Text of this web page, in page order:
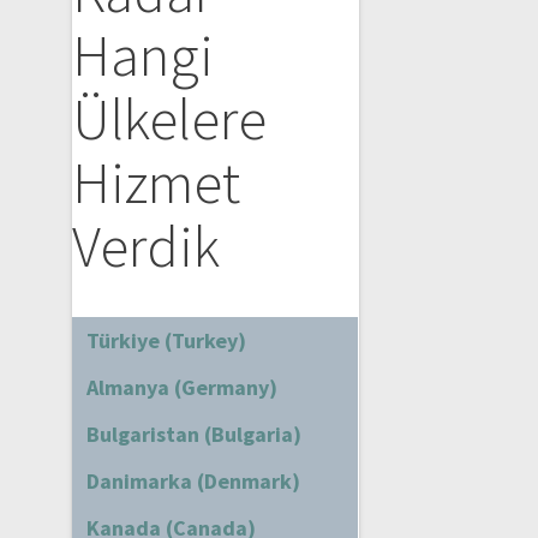
Hangi
Ülkelere
Hizmet
Verdik
Türkiye (Turkey)
Almanya (Germany)
Bulgaristan (Bulgaria)
Danimarka (Denmark)
Kanada (Canada)